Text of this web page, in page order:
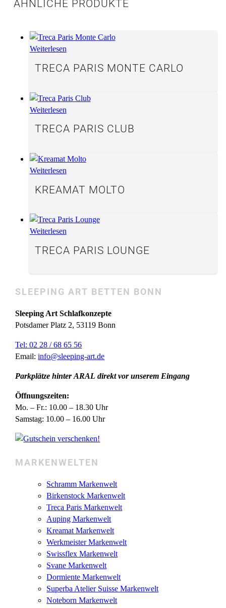
ÄHNLICHE PRODUKTE
Weiterlesen
TRECA PARIS MONTE CARLO
Weiterlesen
TRECA PARIS CLUB
Weiterlesen
KREAMAT MOLTO
Weiterlesen
TRECA PARIS LOUNGE
SLEEPING ART BETTEN BONN
Sleeping Art Schlafkonzepte
Potsdamer Platz 2, 53119 Bonn
Tel: 02 28 / 68 65 56
Email:info@sleeping-art.de
Parkplätze hinter ARAL direkt vor unserem Eingang
Öffnungszeiten:
Mo. – Fr.: 10.00 – 18.30 Uhr
Samstag: 10.00 – 16.00 Uhr
MARKENWELTEN
Schramm Markenwelt
Birkenstock Markenwelt
Treca Paris Markenwelt
Auping Markenwelt
Kreamat Markenwelt
Werkmeister Markenwelt
Swissflex Markenwelt
Svane Markenwelt
Dormiente Markenwelt
Superba Atelier Suisse Markenwelt
Noteborn Markenwelt